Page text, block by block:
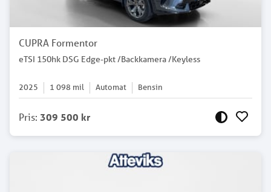
CUPRA Formentor
eTSI 150hk DSG Edge-pkt /Backkamera /Keyless
2025 1 098 mil Automat Bensin
Pris: 309 500 kr